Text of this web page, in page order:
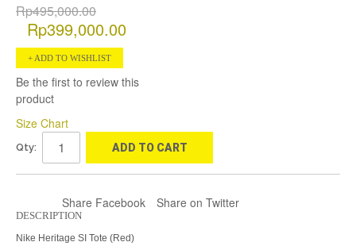
Rp495,000.00
Rp399,000.00
ADD TO WISHLIST
Be the first to review this
product
Size Chart
Qty: ADD TO CART
Share Facebook Share on Twitter
DESCRIPTION
Nike Heritage SI Tote (Red)